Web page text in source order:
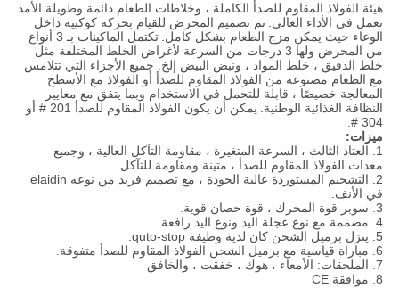
هيئة الفولاذ المقاوم للصدأ الكاملة ، وخلاطات الطعام دائمة وطويلة الأمد
تعمل في الأداء العالي. تم تصميم المحرض للقيام بحركة كوكبية داخل
الوعاء حيث يمكن مزج الطعام بشكل كامل.
تكتمل الماكينات بـ 3 أنواع
من المحرض ولها 3 درجات من السرعة لأغراض الخلط المختلفة مثل
خلط الدقيق ، خلط المواد ، ونبض البيض إلخ. جميع الأجزاء التي تتلامس
مع الطعام مصنوعة من الفولاذ المقاوم للصدأ أو الفولاذ مع الأسطح
المعالجة خصيصًا ، قابلة للتحمل في الاستخدام وبما يتفق مع معايير
النظافة الغذائية الوطنية.
يمكن أن يكون الفولاذ المقاوم للصدأ 201 # أو
304 #.
ميزات:
1. العتاد الثالث ، السرعة المتغيرة ، مقاومة التآكل العالية ، وجميع
معدات الفولاذ المقاوم للصدأ ، متينة ومقاومة للتآكل.
2. التشحيم المستوردة عالية الجودة ، مع تصميم فريد من نوعه elaidin
في الأنف.
3. سوبر قوة المحرك ، قوة حصان قوية.
4. مصممة مع نوع عجلة اليد ونوع اليد رافعة
5. ينزل برميل الشحن كان لديه وظيفة quto-stop.
6. مباراة قياسية مع برميل الشحن الفولاذ المقاوم للصدأ متفوقة.
7. الملحقات: الأمعاء ، هوك ، خفقت ، والخافق
8. موافقة CE